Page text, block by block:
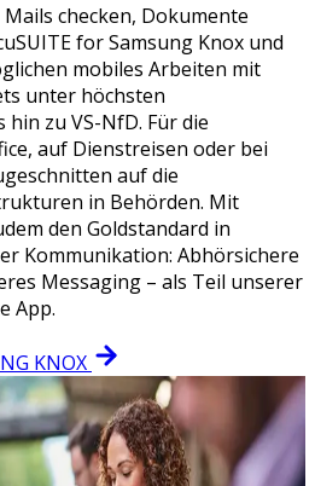
checken, Dokumente
for Samsung Knox und
mobiles Arbeiten mit
unter höchsten
zu VS-NfD. Für die
auf Dienstreisen oder bei
auf die
in Behörden. Mit
den Goldstandard in
Kommunikation: Abhörsichere
Messaging – als Teil unserer
App.
KNOX